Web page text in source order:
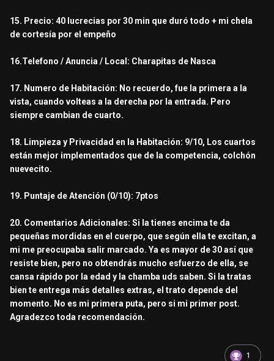
15. Precio: 40 lucrecias por 30 min que duró todo + mi chela
de cortesía por el empeño
16.Telefono / Anuncia / Local: Charapitas de Nasca
17. Numero de Habitación: No recuerdo, fue la primera a la
vista, cuando volteas a la derecha por la entrada. Pero
siempre cambian de cuarto.
18. Limpieza y Privacidad en la Habitación: 9/10, Los cuartos
están mejor implementados que de la competencia, colchón
nuevecito.
19. Puntaje de Atención (0/10): 7ptos
20. Comentarios Adicionales: Si la tienes encima te da
pequeñas mordidas en el cuerpo, que según ella te excitan, a
mi me preocupaba salir marcado. Ya es mayor de 30 así que
resiste bien, pero no obtendrás mucho esfuerzo de ella, se
cansa rápido por la edad y la chamba uds saben. Si la tratas
bien te entrega más detalles extras, el trato depende del
momento. No es mi primera puta, pero si mi primer post.
Agradezco toda recomendación.
1